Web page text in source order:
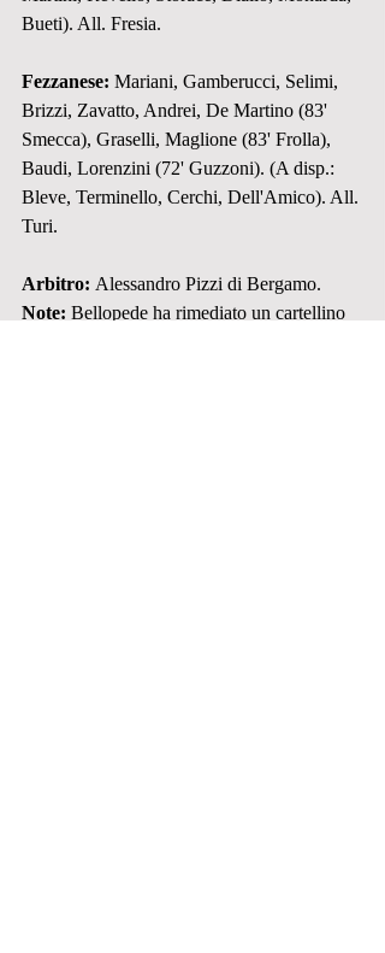
Bueti). All. Fresia.
Fezzanese: Mariani, Gamberucci, Selimi,
Brizzi, Zavatto, Andrei, De Martino (83'
Smecca), Graselli, Maglione (83' Frolla),
Baudi, Lorenzini (72' Guzzoni). (A disp.:
Bleve, Terminello, Cerchi, Dell'Amico). All.
Turi.
Arbitro: Alessandro Pizzi di Bergamo.
Note: Bellopede ha rimediato un cartellino